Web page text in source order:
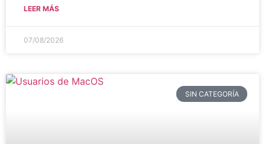
LEER MÁS
07/08/2026
SIN CATEGORÍA